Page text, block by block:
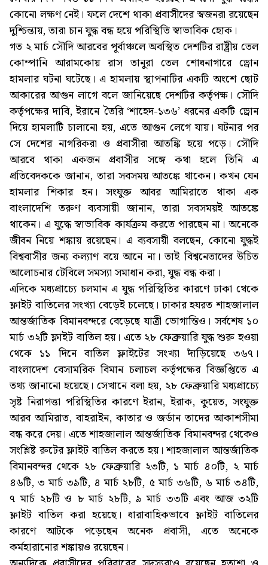
কোনো লক্ষণ নেই। ফলে দেশে থাকা প্রবাসীদের স্বজনরা রয়েছেন
দুশ্চিন্তায়, তারা চান যুদ্ধ বন্ধ হয়ে পরিস্থিতি স্বাভাবিক হোক।
গত ২ মার্চ সৌদি আরবের পূর্বাঞ্চলে অবস্থিত দেশটির রাষ্ট্রীয় তেল
কোম্পানি আরামকোয় রাস তানুরা তেল শোধনাগারে ড্রোন
হামলার ঘটনা ঘটেছে। এ হামলায় স্থাপনাটির একটি অংশে ছোট
আকারের আগুন লাগে বলে জানিয়েছে দেশটির কর্তৃপক্ষ। সৌদি
কর্তৃপক্ষের দাবি, ইরানে তৈরি ‘শাহেদ-১৩৬’ ধরনের একটি ড্রোন
দিয়ে হামলাটি চালানো হয়, এতে আগুন লেগে যায়। ঘটনার পর
সে দেশের নাগরিকরা ও প্রবাসীরা আতঙ্কি হয়ে পড়ে। সৌদি
আরবে থাকা একজন প্রবাসীর সঙ্গে কথা হলে তিনি এ
প্রতিবেদককে জানান, তারা সবসময় আতঙ্কে থাকেন। কখন যেন
হামলার শিকার হন। সংযুক্ত আবর আমিরাতে থাকা এক
বাংলাদেশি তরুণ ব্যবসায়ী জানান, তারা সবসময়ই আতঙ্কে
থাকেন। এ যুদ্ধে স্বাভাবিক কার্যক্রম করতে পারছেন না। অনেকে
জীবন নিয়ে শঙ্কায় রয়েছেন। এ ব্যবসায়ী বলছেন, কোনো যুদ্ধই
বিশ্ববাসীর জন্য কল্যাণ বয়ে আনে না। তাই বিশ্বনেতাদের উচিত
আলোচনার টেবিলে সমস্যা সমাধান করা, যুদ্ধ বন্ধ করা।
এদিকে মধ্যপ্রাচ্যে চলমান এ যুদ্ধ পরিস্থিতির কারণে ঢাকা থেকে
ফ্লাইট বাতিলের সংখ্যা বেড়েই চলেছে। ঢাকার হযরত শাহজালাল
আন্তর্জাতিক বিমানবন্দরে বেড়েছে যাত্রী ভোগান্তিও। সর্বশেষ ১০
মার্চ ৩২টি ফ্লাইট বাতিল হয়। এতে ২৮ ফেব্রুয়ারি যুদ্ধ শুরু হওয়া
থেকে ১১ দিনে বাতিল ফ্লাইটের সংখ্যা দাঁড়িয়েছে ৩৬৭।
বাংলাদেশ বেসামরিক বিমান চলাচল কর্তৃপক্ষের বিজ্ঞপ্তিতে এ
তথ্য জানানো হয়েছে। সেখানে বলা হয়, ২৮ ফেব্রুয়ারি মধ্যপ্রাচ্যে
সৃষ্ট নিরাপত্তা পরিস্থিতির কারণে ইরান, ইরাক, কুয়েত, সংযুক্ত
আরব আমিরাত, বাহরাইন, কাতার ও জর্ডান তাদের আকাশসীমা
বন্ধ করে দেয়। এতে শাহজালাল আন্তর্জাতিক বিমানবন্দর থেকেও
সংশ্লিষ্ট রুটের ফ্লাইট বাতিল করতে হয়। শাহজালাল আন্তর্জাতিক
বিমানবন্দর থেকে ২৮ ফেব্রুয়ারি ২৩টি, ১ মার্চ ৪০টি, ২ মার্চ
৪৬টি, ৩ মার্চ ৩৯টি, ৪ মার্চ ২৮টি, ৫ মার্চ ৩৬টি, ৬ মার্চ ৩৪টি,
৭ মার্চ ২৮টি ও ৮ মার্চ ২৮টি, ৯ মার্চ ৩৩টি এবং আজ ৩২টি
ফ্লাইট বাতিল করা হয়েছে। ধারাবাহিকভাবে ফ্লাইট বাতিলের
কারণে আটকে পড়েছেন অনেক প্রবাসী, এতে অনেকে
কর্মহারানোর শঙ্কায়ও রয়েছেন।